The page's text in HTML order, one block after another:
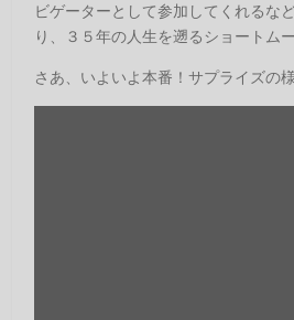
ビゲーターとして参加してくれるな
り、３５年の人生を遡るショートム
さあ、いよいよ本番！サプライズの